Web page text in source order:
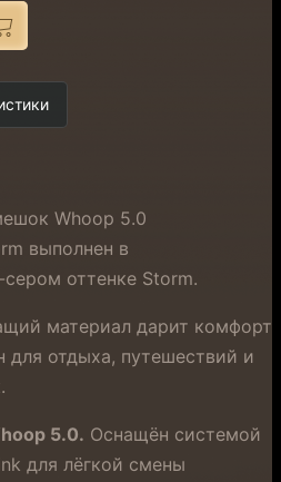
Whoop 5.0
выполнен в
оттенке Storm.
материал дарит комфорт
для отдыха, путешествий и
5.0. Оснащён системой
для лёгкой смены